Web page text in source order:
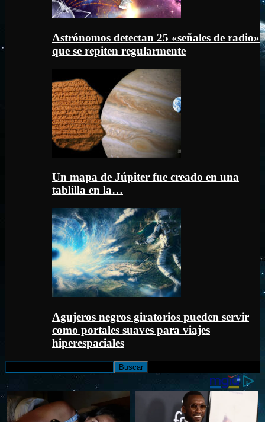
Astrónomos detectan 25 «señales de radio»
que se repiten regularmente
Un mapa de Júpiter fue creado en una
tablilla en la…
Agujeros negros giratorios pueden servir
como portales suaves para viajes
hiperespaciales